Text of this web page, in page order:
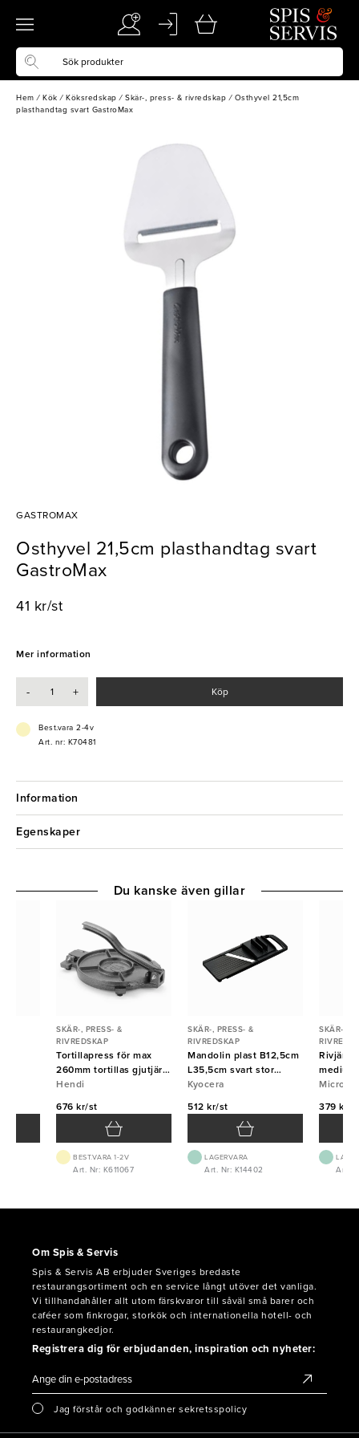
Hem / Kök / Köksredskap / Skär-, press- & rivredskap / Osthyvel 21,5cm
plasthandtag svart GastroMax
GASTROMAX
Osthyvel 21,5cm plasthandtag svart
GastroMax
41 kr/st
Mer information
- + Köp
Best.vara 2-4v
Art. nr: K70481
Information
Egenskaper
SKÄR-, PRESS- &
RIVREDSKAP
Tortillapress för max
260mm tortillas gjutjärn
Hendi
Hendi
676 kr/st
BEST.VARA 1-2V
Art. Nr: K611067
SKÄR-, PRESS- &
RIVREDSKAP
Mandolin plast B12,5cm
L35,5cm svart stor
Kyocera
Kyocera
512 kr/st
LAGERVARA
Art. Nr: K14402
SKÄR-,
Rivjärn
medium
379 kr/
Art.
Du kanske även gillar
Om Spis & Servis
Spis & Servis AB erbjuder Sveriges bredaste
restaurangsortiment och en service långt utöver det vanliga.
Vi tillhandahåller allt utom färskvaror till såväl små barer och
caféer som finkrogar, storkök och internationella hotell- och
restaurangkedjor.
Registrera dig för erbjudanden, inspiration och nyheter:
Jag förstår och godkänner sekretsspolicy